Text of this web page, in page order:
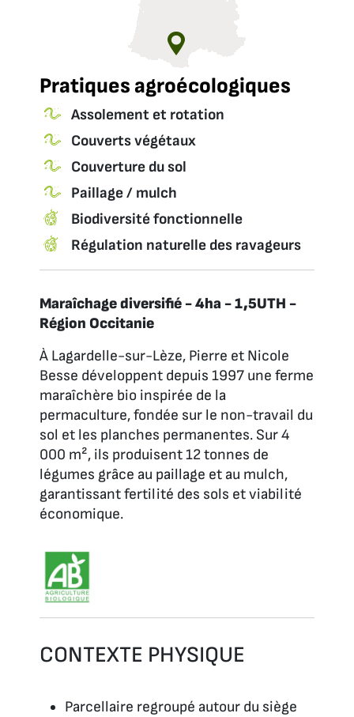
Pratiques agroécologiques
Assolement et rotation
Couverts végétaux
Couverture du sol
Paillage / mulch
Biodiversité fonctionnelle
Régulation naturelle des ravageurs
Maraîchage diversifié - 4ha - 1,5UTH -
Région Occitanie
À Lagardelle-sur-Lèze, Pierre et Nicole
Besse développent depuis 1997 une ferme
maraîchère bio inspirée de la
permaculture, fondée sur le non-travail du
sol et les planches permanentes. Sur 4
000 m², ils produisent 12 tonnes de
légumes grâce au paillage et au mulch,
garantissant fertilité des sols et viabilité
économique.
CONTEXTE PHYSIQUE
Parcellaire regroupé autour du siège